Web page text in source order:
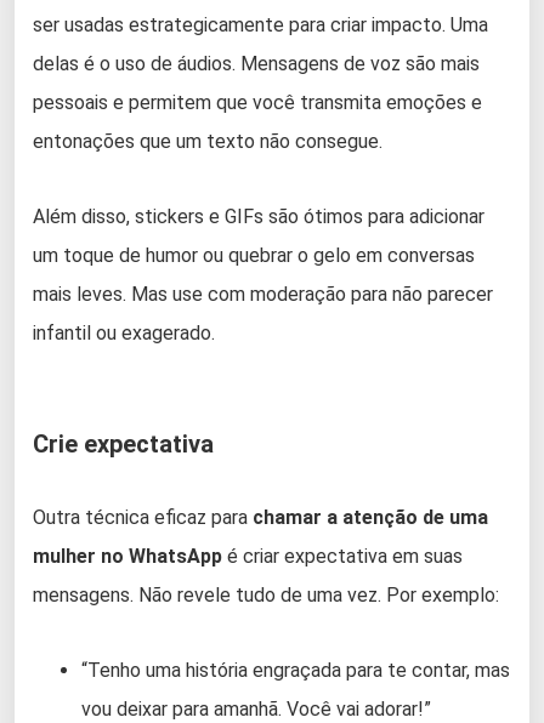
ser usadas estrategicamente para criar impacto. Uma
delas é o uso de áudios. Mensagens de voz são mais
pessoais e permitem que você transmita emoções e
entonações que um texto não consegue.
Além disso, stickers e GIFs são ótimos para adicionar
um toque de humor ou quebrar o gelo em conversas
mais leves. Mas use com moderação para não parecer
infantil ou exagerado.
Crie expectativa
Outra técnica eficaz para chamar a atenção de uma
mulher no WhatsApp é criar expectativa em suas
mensagens. Não revele tudo de uma vez. Por exemplo:
“Tenho uma história engraçada para te contar, mas
vou deixar para amanhã. Você vai adorar!”